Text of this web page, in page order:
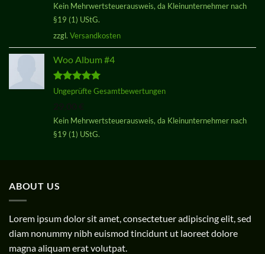
Kein Mehrwertsteuerausweis, da Kleinunternehmer nach
§19 (1) UStG.
zzgl. Versandkosten
Woo Album #4
Bewertet
Ungeprüfte Gesamtbewertungen
Kein Mehrwertsteuerausweis, da Kleinunternehmer nach
§19 (1) UStG.
ABOUT US
Lorem ipsum dolor sit amet, consectetuer adipiscing elit, sed
diam nonummy nibh euismod tincidunt ut laoreet dolore
magna aliquam erat volutpat.